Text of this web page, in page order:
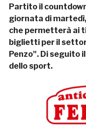
Partito il
giornata di
che permetterà ai
biglietti per il
Penzo". Di seguito
dello sport.